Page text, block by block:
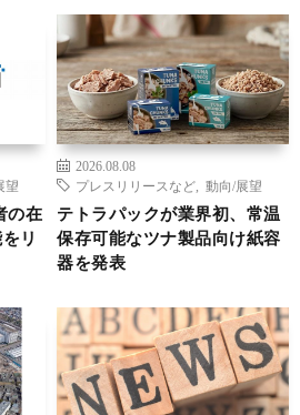
望
の在
リ
2026.08.08
プレスリリースなど
動向/展望
テトラパックが業界初、常温
保存可能なツナ製品向け紙容
器を発表